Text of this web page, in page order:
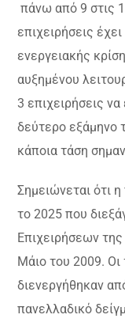
πάνω από 9 στις
επιχειρήσεις
ενεργειακής
αυξημένου
3 επιχειρήσεις
δεύτερο εξάμηνο
κάποια τάση
Σημειώνεται ότι
το 2025 που
Επιχειρήσεων
Μάιο του 2009. Οι
διενεργήθηκαν
πανελλαδικό